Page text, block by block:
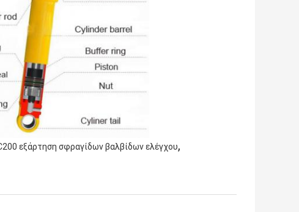
εξάρτηση σφραγίδων βαλβίδων ελέγχου,